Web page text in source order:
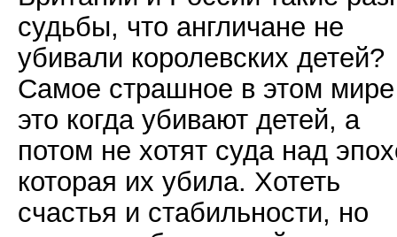
судьбы, что англичане не
убивали королевских детей?
Самое страшное в этом
это когда убивают детей, а
потом не хотят суда над
которая их убила. Хотеть
счастья и стабильности, но